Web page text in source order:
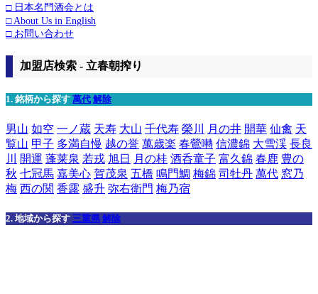
□ 日本名門酒会とは
□ About Us in English
□ お問い合わせ
加盟店検索 - 立春朝搾り
1. 銘柄から探す 萬代 解除
男山 如空 一ノ蔵 天寿 大山 千代寿 榮川 月の井 開華 仙禽 天
覧山 甲子 多満自慢 越の誉 萬歳楽 春鶯囀 信濃錦 大雪渓 長良
川
開運 蓬莱泉 若戎 旭日 月の桂 酒呑童子 富久錦 春鹿 豊の
秋 七冠馬 嘉美心 賀茂泉 五橋 鳴門鯛 梅錦 司牡丹 萬代 窓乃
梅 西の関 香露 盛升 弥右衛門 梅乃宿
2. 地域から探す 三重県 解除